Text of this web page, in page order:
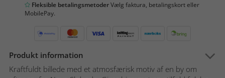
Fleksible betalingsmetoderVælg faktura, betalingskort eller
MobilePay.
Produkt information
Kraftfuldt billede med et atmosfærisk motiv af en by om